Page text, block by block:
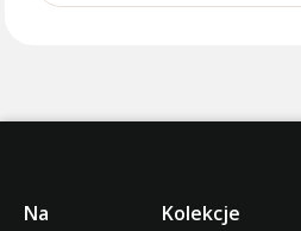
Na
Kolekcje